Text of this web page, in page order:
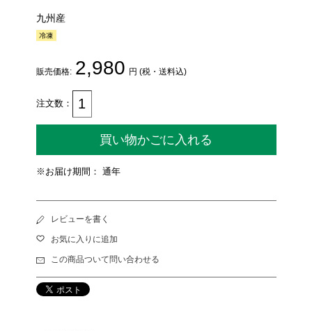
九州産
販売価格: 2,980 円 (税・送料込)
注文数：
買い物かごに入れる
※お届け期間： 通年
レビューを書く
お気に入りに追加
この商品ついて問い合わせる